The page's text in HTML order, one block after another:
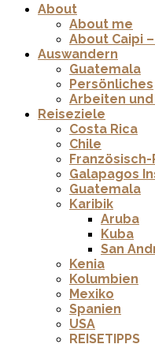
About
About me
About Caipi
Auswandern
Guatemala
Persönliches
Arbeiten und
Reiseziele
Costa Rica
Chile
Galapagos
Guatemala
Karibik
Aruba
Kuba
San
Kenia
Kolumbien
Mexiko
Spanien
USA
REISETIPPS